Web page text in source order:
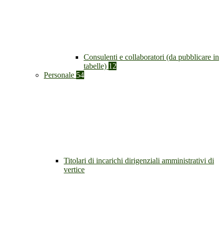
Consulenti e collaboratori (da pubblicare in
tabelle) 12
Personale 54
Titolari di incarichi dirigenziali amministrativi di
vertice